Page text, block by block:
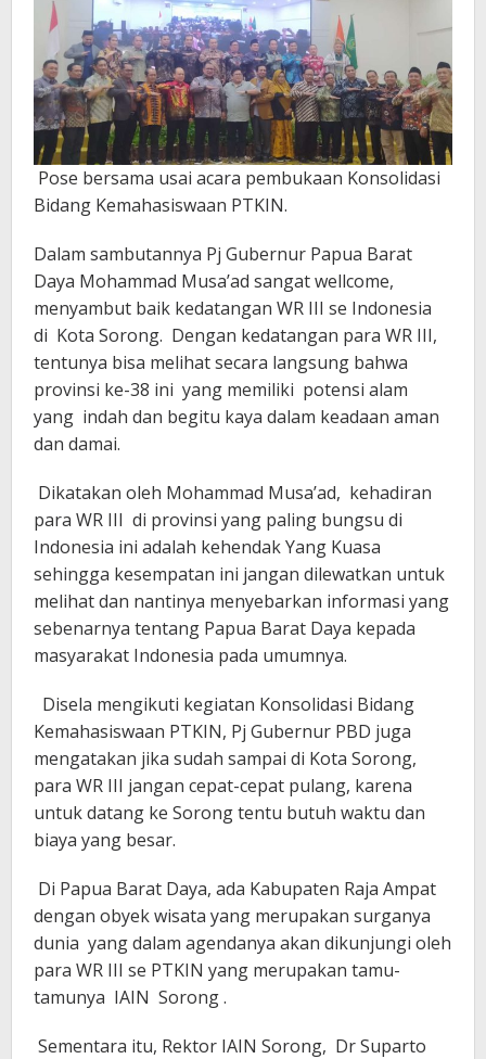
Pose bersama usai acara pembukaan Konsolidasi
Bidang Kemahasiswaan PTKIN.
Dalam sambutannya Pj Gubernur Papua Barat
Daya Mohammad Musa’ad sangat wellcome,
menyambut baik kedatangan WR III se Indonesia
di Kota Sorong. Dengan kedatangan para WR III,
tentunya bisa melihat secara langsung bahwa
provinsi ke-38 ini yang memiliki potensi alam
yang indah dan begitu kaya dalam keadaan aman
dan damai.
Dikatakan oleh Mohammad Musa’ad, kehadiran
para WR III di provinsi yang paling bungsu di
Indonesia ini adalah kehendak Yang Kuasa
sehingga kesempatan ini jangan dilewatkan untuk
melihat dan nantinya menyebarkan informasi yang
sebenarnya tentang Papua Barat Daya kepada
masyarakat Indonesia pada umumnya.
Disela mengikuti kegiatan Konsolidasi Bidang
Kemahasiswaan PTKIN, Pj Gubernur PBD juga
mengatakan jika sudah sampai di Kota Sorong,
para WR III jangan cepat-cepat pulang, karena
untuk datang ke Sorong tentu butuh waktu dan
biaya yang besar.
Di Papua Barat Daya, ada Kabupaten Raja Ampat
dengan obyek wisata yang merupakan surganya
dunia yang dalam agendanya akan dikunjungi oleh
para WR III se PTKIN yang merupakan tamu-
tamunya IAIN Sorong .
Sementara itu, Rektor IAIN Sorong, Dr Suparto